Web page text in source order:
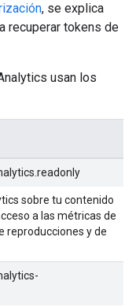
, se explica
recuperar tokens de
usan los
sobre tu contenido
a las métricas de
reproducciones y de